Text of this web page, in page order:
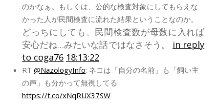
のかなぁ。もしくは、公的な検査対象にしてもらえな
かった人が民間検査に流れた結果ということなのか。
どっちにしても、民間検査数が母数に入れば
安心だね…みたいな話ではなさそう。 in reply
to coga76 18:13:22
RT @NazologyInfo: ネコは「自分の名前」も「飼い主
の声」も分かって無視してる
https://t.co/xNqRUX37SW